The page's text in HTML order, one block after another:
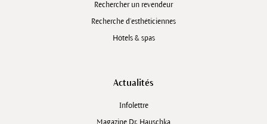
Rechercher un revendeur
Recherche d’esthéticiennes
Hôtels & spas
Actualités
Infolettre